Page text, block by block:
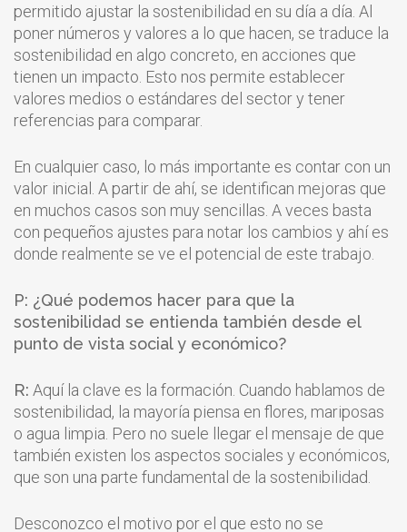
permitido ajustar la sostenibilidad en su día a día. Al
poner números y valores a lo que hacen, se traduce la
sostenibilidad en algo concreto, en acciones que
tienen un impacto. Esto nos permite establecer
valores medios o estándares del sector y tener
referencias para comparar.
En cualquier caso, lo más importante es contar con un
valor inicial. A partir de ahí, se identifican mejoras que
en muchos casos son muy sencillas. A veces basta
con pequeños ajustes para notar los cambios y ahí es
donde realmente se ve el potencial de este trabajo.
P: ¿Qué podemos hacer para que la
sostenibilidad se entienda también desde el
punto de vista social y económico?
R: Aquí la clave es la formación. Cuando hablamos de
sostenibilidad, la mayoría piensa en flores, mariposas
o agua limpia. Pero no suele llegar el mensaje de que
también existen los aspectos sociales y económicos,
que son una parte fundamental de la sostenibilidad.
Desconozco el motivo por el que esto no se